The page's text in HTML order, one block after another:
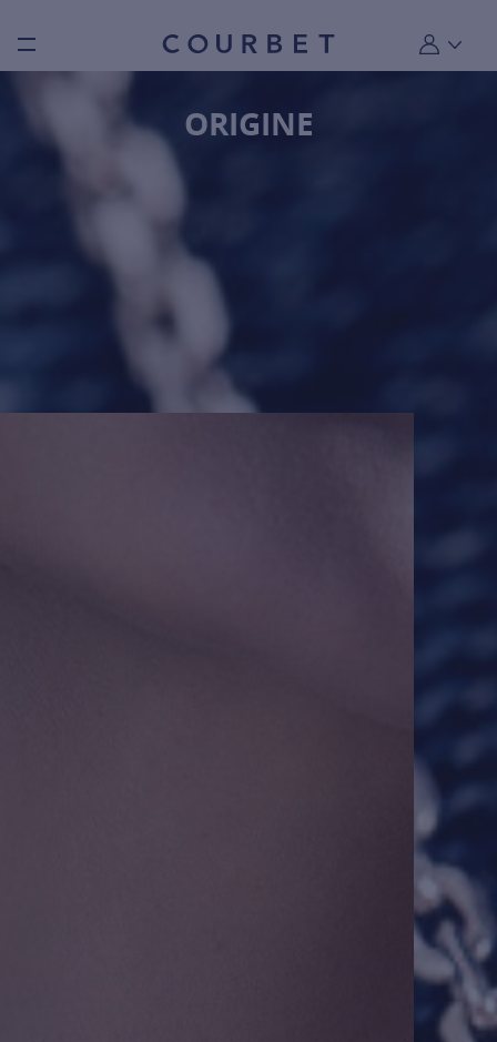
Burger toggle menu Mon
ORIGINE